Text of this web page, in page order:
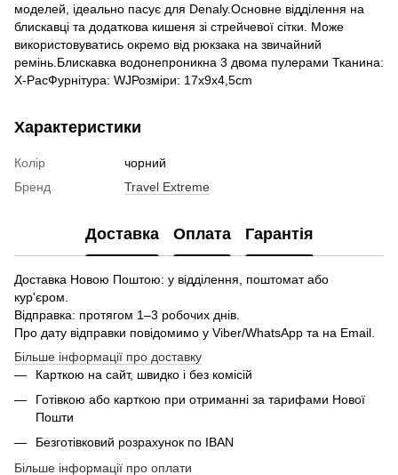
моделей, ідеально пасує для Denaly.Основне відділення на
блискавці та додаткова кишеня зі стрейчевої сітки. Може
використовуватись окремо від рюкзака на звичайний
ремінь.Блискавка водонепроникна 3 двома пулерами Тканина:
X-PacФурнітура: WJРозміри: 17x9x4,5cm
Характеристики
Колір
чорний
Бренд
Travel Extreme
Доставка Оплата Гарантія
Доставка Новою Поштою: у відділення, поштомат або
кур'єром.
Відправка: протягом 1–3 робочих днів.
Про дату відправки повідомимо у Viber/WhatsApp та на Email.
Більше інформації про доставку
Карткою на сайт, швидко і без комісій
Готівкою або карткою при отриманні за тарифами Нової
Пошти
Безготівковий розрахунок по IBAN
Більше інформації про оплати